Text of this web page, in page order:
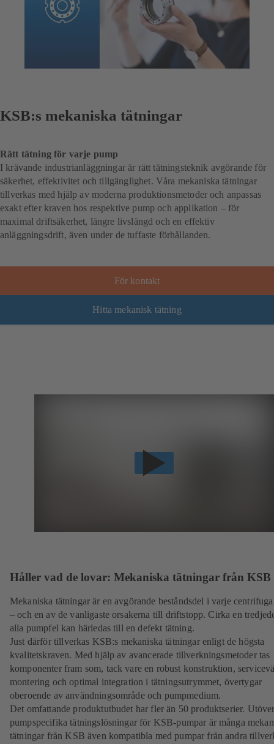
KSB:s mekaniska tätningar
Rätt tätning för varje pump
I krävande industrianläggningar är rätt tätningsteknik avgörande för
säkerhet, effektivitet och tillgänglighet. Våra mekaniska tätningar
tillverkas med hjälp av moderna produktionsmetoder och anpassas
exakt efter kraven hos respektive pump och applikation – för
maximal driftsäkerhet, längre livslängd och en effektiv
anläggningsdrift, även under de tuffaste förhållanden.
För kontakt
Hitta mekanisk tätning
Håller vad de lovar: Mekaniska tätningar från KSB
Mekaniska tätningar är en avgörande beståndsdel i varje
– och en av de vanligaste orsakerna till driftstopp. Cirka en
alla pumpfel kan härledas till en defekt tätning.
Just därför tillverkas KSB:s mekaniska tätningar enligt de högsta
kvalitetskraven. Med hjälp av avancerade tillverkningsmetoder tas
komponenter fram som, tack vare en robust konstruktion,
montering och optimal integration i tätningsutrymmet, övertygar
oberoende av användningsområde och pumpmedium.
Det omfattande produktutbudet har fler än 50 produktserier.
pumpspecifika tätningslösningar för KSB-pumpar är många
tätningar från KSB även kompatibla med pumpar från andra